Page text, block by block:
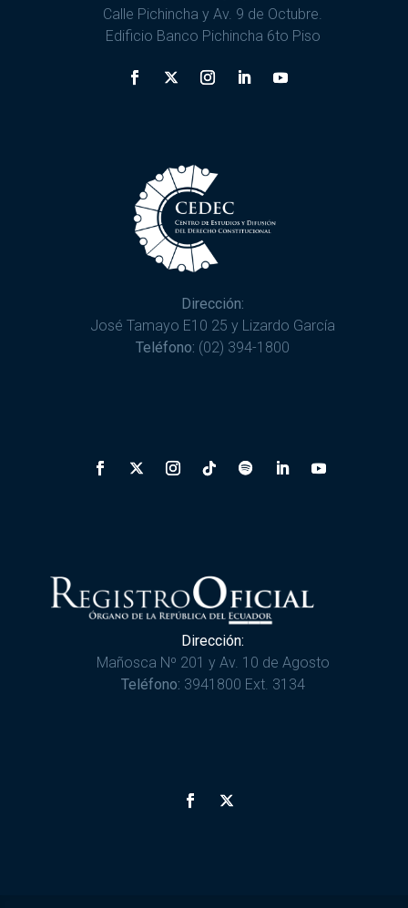
Calle Pichincha y Av. 9 de Octubre.
Edificio Banco Pichincha 6to Piso
Dirección:
José Tamayo E10 25 y Lizardo García
Teléfono: (02) 394-1800
Dirección:
Mañosca Nº 201 y Av. 10 de Agosto
Teléfono: 3941800 Ext. 3134